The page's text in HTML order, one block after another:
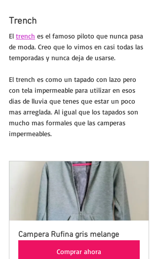
Trench
El trench es el famoso piloto que nunca pasa
de moda. Creo que lo vimos en casi todas las
temporadas y nunca deja de usarse.
El trench es como un tapado con lazo pero
con tela impermeable para utilizar en esos
dias de lluvia que tenes que estar un poco
mas arreglada. Al igual que los tapados son
mucho mas formales que las camperas
impermeables.
Campera Rufina gris melange
Comprar ahora